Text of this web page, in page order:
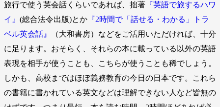
旅行で使う英会話くらいであれば、拙著 『英語で旅するハワ
イ』 (総合法令出版)とか 『2時間で「話せる・わかる」トラ
ベル英会話』
（大和書房）などをご活用いただければ、十分
に足ります。おそらく、それらの本に載っている以外の英語
表現を相手が使うことも、こちらが使うことも稀でしょう。
しかも、高校まではほぼ義務教育の今日の日本です。これら
の書籍に書かれている英文などは理解できない人など皆無の